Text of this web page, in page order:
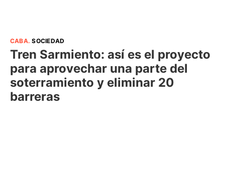
CABA.SOCIEDAD
Tren Sarmiento: así es el proyecto
para aprovechar una parte del
soterramiento y eliminar 20
barreras